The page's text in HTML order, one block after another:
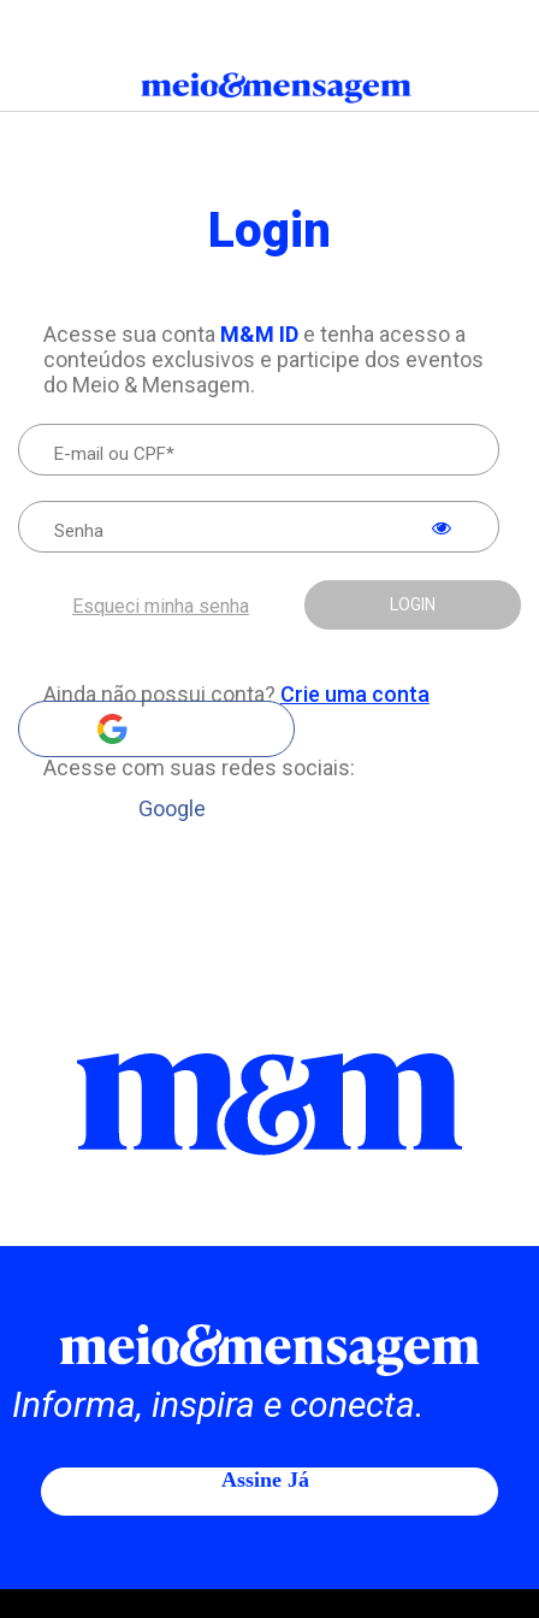
Login
Acesse sua conta M&M IDe tenha acesso a
conteúdos exclusivos e participe dos eventos
do Meio & Mensagem.
LOGIN
Esqueci minha senha
Ainda não possui conta? Crie uma conta
Acesse com suas redes sociais:
Google
Informa, inspira e conecta.
Assine Já